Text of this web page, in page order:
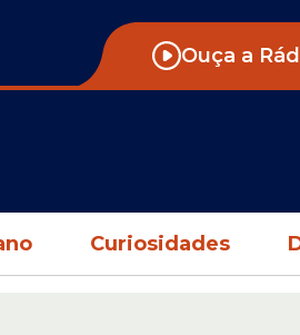
Ouça a
Curiosidades